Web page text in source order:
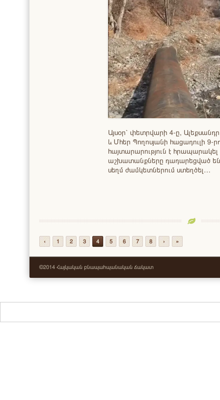
Այսօր՝ փետրվարի 4-ը,
և Մհեր Պողոսյանի հացադուլի
հայտարարություն է
աշխատանքները դադարեցված
սեղմ ժամկետներում ստեղծել…
‹ 1 2 3 4 5 6 7 8 › »
©2014 Հայկական բնապահպանական ճակատ